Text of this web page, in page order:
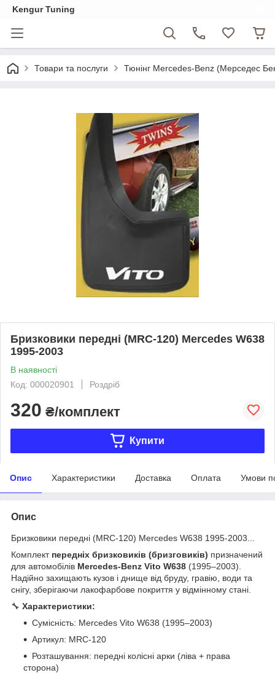
Kengur Tuning
Товари та послуги Тюнінг Mercedes-Benz (Мерседес
Бризковики передні (MRC-120) Mercedes W638
1995-2003
В наявності
Код: 000020901
Роздріб
320 ₴/комплект
Купити
Опис Характеристики Доставка Оплата Умови
Опис
Бризковики передні (MRC-120) Mercedes W638 1995-2003...
Комплект передніх бризковиків (бризговиків) призначений
для автомобілів Mercedes-Benz Vito W638 (1995–2003).
Надійно захищають кузов і днище від бруду, гравію, води та
снігу, зберігаючи лакофарбове покриття у відмінному стані.
🔧 Характеристики:
Сумісність: Mercedes Vito W638 (1995–2003)
Артикул: MRC-120
Розташування: передні колісні арки (ліва + права
сторона)